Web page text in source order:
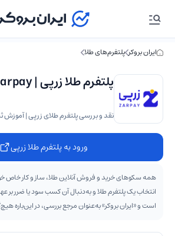
ایران بروکر پلتفرم‌های طلا
پلتفرم طلا زرپی | Zarpay
نقد و بررسی پلتفرم طلای زرپی |
ورود به پلتفرم طلا زرپی
همه سکوهای خرید و فروش آنلاین طلا، ساز و کار خاص
انتخاب یک پلتفرم طلا و به‌دنبال آن کسب سود یا ضرر بر
است و «ایران بروکر» به‌عنوان مرجع بررسی، در این‌باره